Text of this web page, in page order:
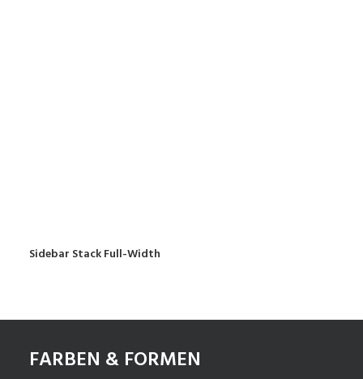
Sidebar Stack Full-Width
FARBEN & FORMEN